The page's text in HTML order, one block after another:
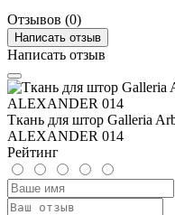
Отзывов (0)
Написать отзыв
Написать отзыв
Ткань для штор Galleria
ALEXANDER 014
Рейтинг